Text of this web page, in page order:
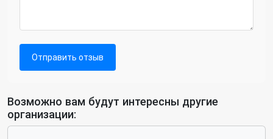
Отправить отзыв
Возможно вам будут интересны другие
организации: